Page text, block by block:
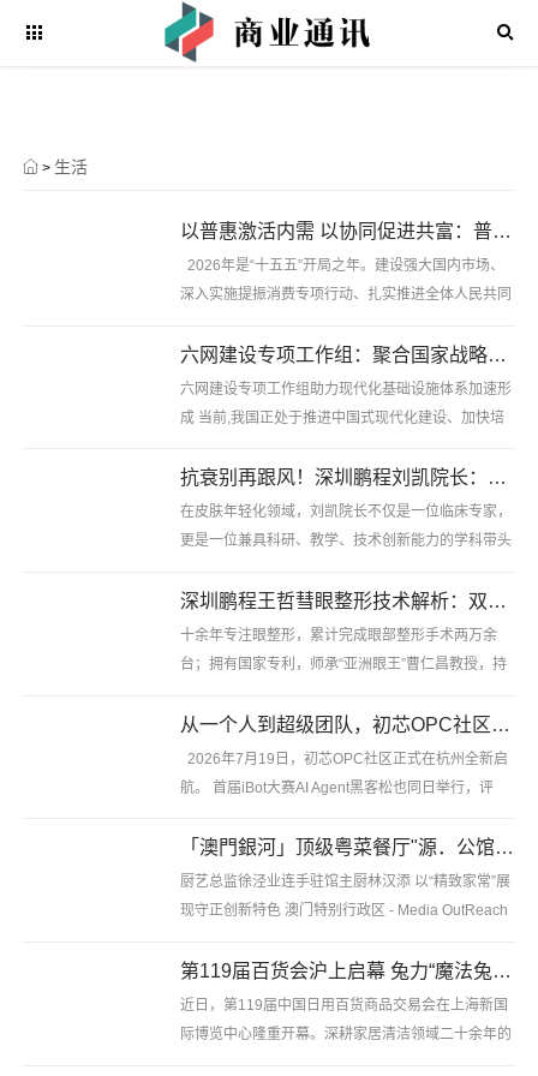
> 生活
以普惠激活内需 以协同促进共富：普惠共富探索消费、民生与产业融合发展新路径
2026年是“十五五”开局之年。建设强大国内市场、
深入实施提振消费专项行动、扎实推进全体人民共同
《扩大消费“十五五”规划》进一步明确,要扩大服务消
费、升......
六网建设专项工作组：聚合国家战略力量，推动六网建设协同发展
六网建设专项工作组助力现代化基础设施体系加速形
成 当前,我国正处于推进中国式现代化建设、加快培
能源结构持续转型、城市治理能力不断提升,基础设施
体系正在由传......
抗衰别再跟风！深圳鹏程刘凯院长：长效肌肤管理才是冻龄关键
在皮肤年轻化领域，刘凯院长不仅是一位临床专家，
更是一位兼具科研、教学、技术创新能力的学科带头
皮肤科带头人；主持4项国家级、省级科研基金项
目，发表SCI及核心期......
深圳鹏程王哲彗眼整形技术解析：双眼皮渐变弧度塑形，让眼神更自然灵动
十余年专注眼整形，累计完成眼部整形手术两万余
台；拥有国家专利，师承“亚洲眼王”曹仁昌教授，持
部整形临床的医生之一。 第一章｜从喜欢美，到研究
美，她把医学.........
从一个人到超级团队，初芯OPC社区发布新个体成长路径
2026年7月19日，初芯OPC社区正式在杭州全新启
航。 首届iBot大赛AI Agent黑客松也同日举行，评
品展示与跨界交流中，共同见证这一面向AI时代新个
体的社区与服务平......
「澳門銀河」顶级粤菜餐厅"源．公馆" 呈献独具风格多元滋味
厨艺总监徐泾业连手驻馆主厨林汉添 以“精致家常”展
现守正创新特色 澳门特别行政区 - Media OutReach
华综合度假城旗下顶级私邸家宴食府"源．公馆"，自
开幕以来凭......
第119届百货会沪上启幕 兔力“魔法兔之家”主题展台惊艳出圈
近日，第119届中国日用百货商品交易会在上海新国
际博览中心隆重开幕。深耕家居清洁领域二十余年的